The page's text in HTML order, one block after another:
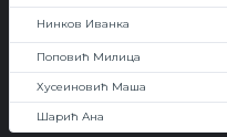
Нинков Иванка
Поповић Милица
Хусеиновић Маша
Шарић Ана